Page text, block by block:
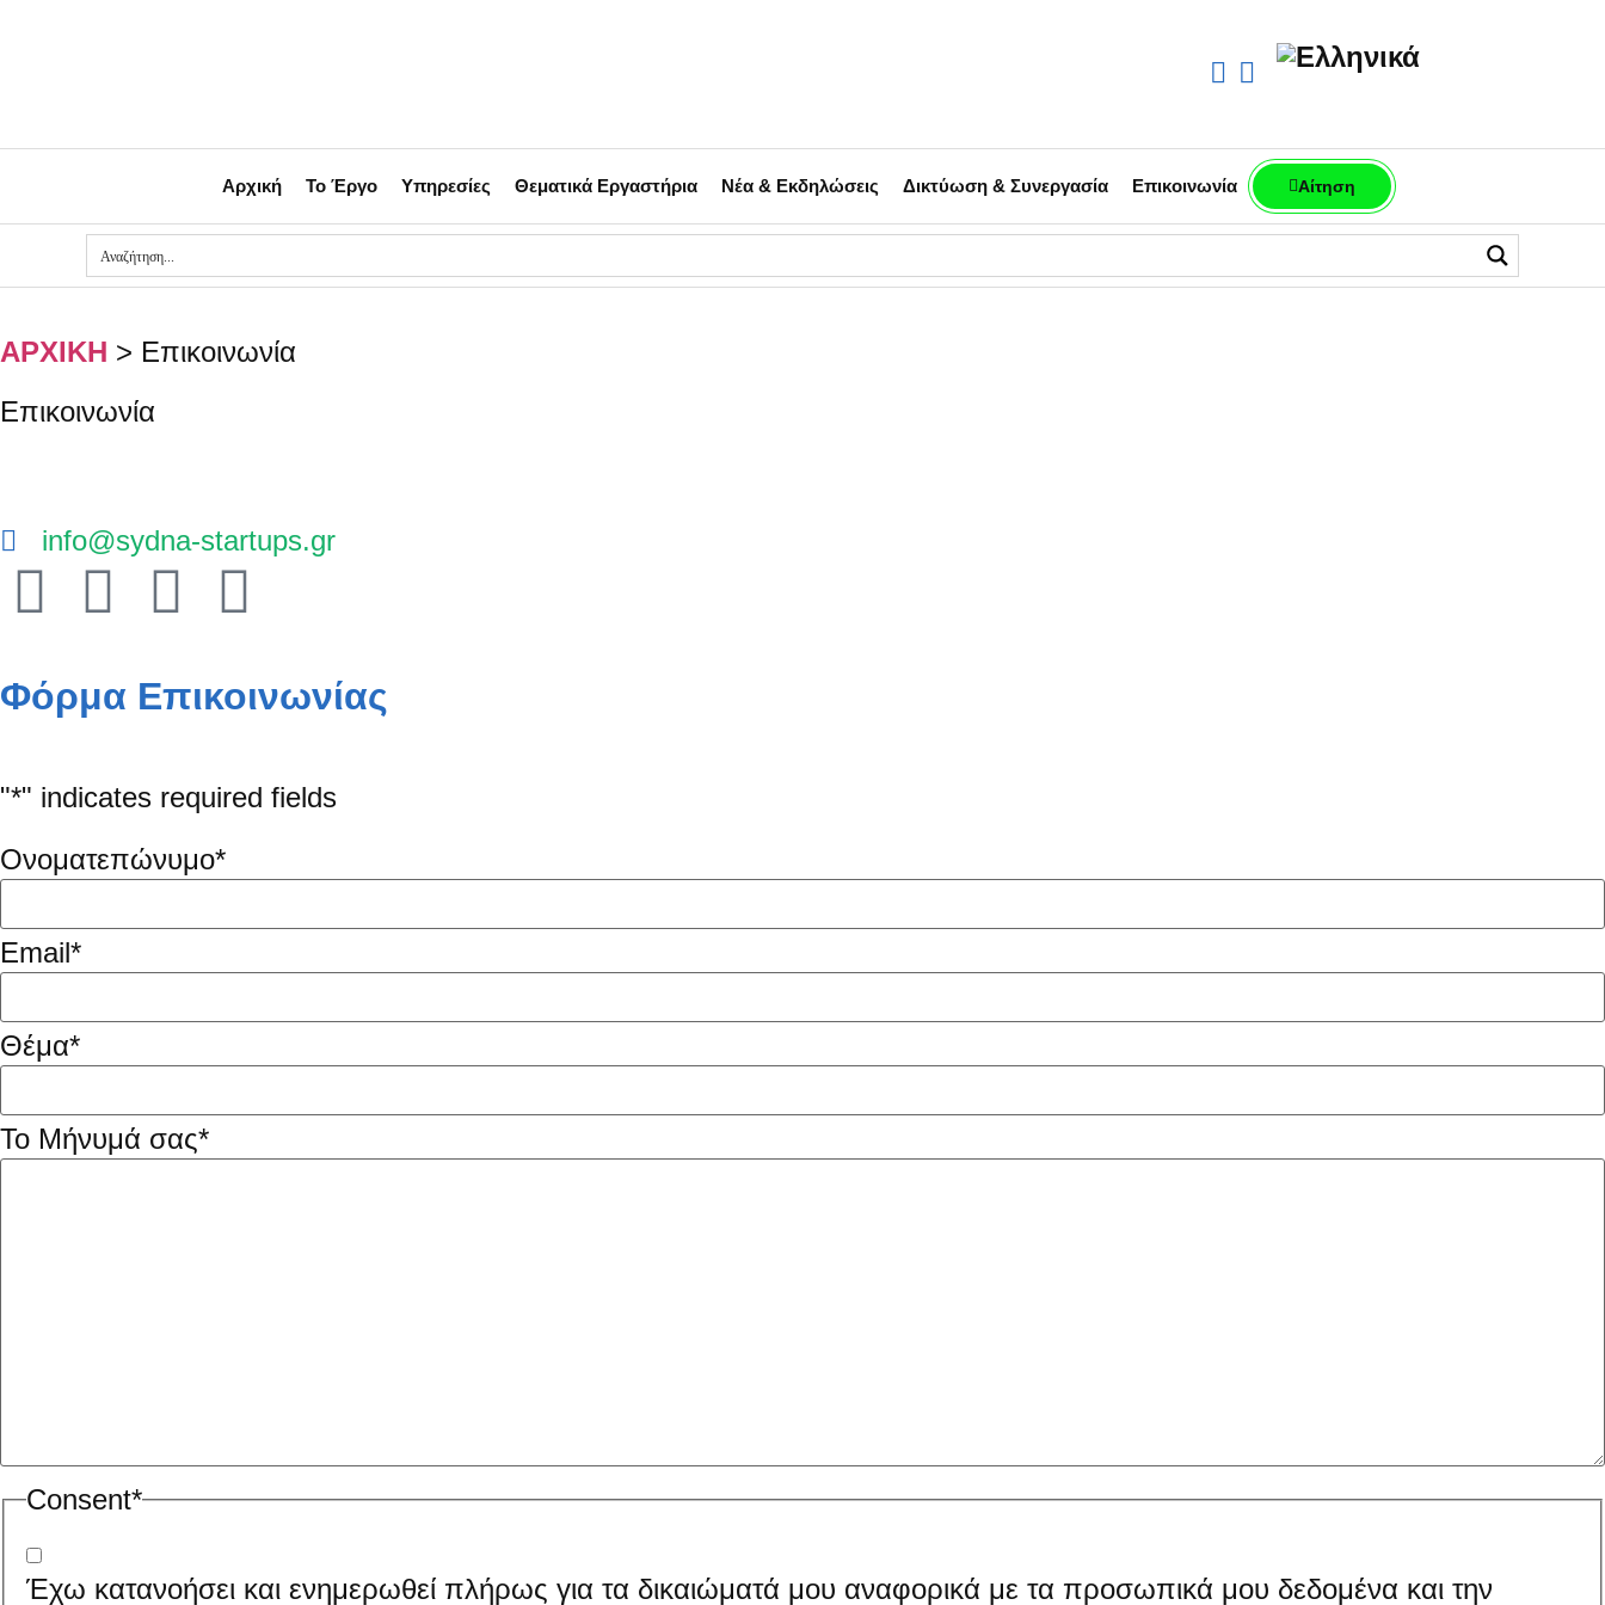
Αρχική Το Έργο Υπηρεσίες Θεματικά Εργαστήρια Νέα & Εκδηλώσεις Δικτύωση & Συνεργασία Επικοινωνία Αίτηση
ΑΡΧΙΚΗ > Επικοινωνία
Επικοινωνία
info@sydna-startups.gr
Φόρμα Επικοινωνίας
"*" indicates required fields
Ονοματεπώνυμο*
Email*
Θέμα*
Το Μήνυμά σας*
Consent*
Έχω κατανοήσει και ενημερωθεί πλήρως για τα δικαιώματά μου αναφορικά με τα προσωπικά μου δεδομένα και την